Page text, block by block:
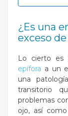
¿Es una
exceso
Lo cierto es
epífora a un
una
transitorio
problemas
ojo, así